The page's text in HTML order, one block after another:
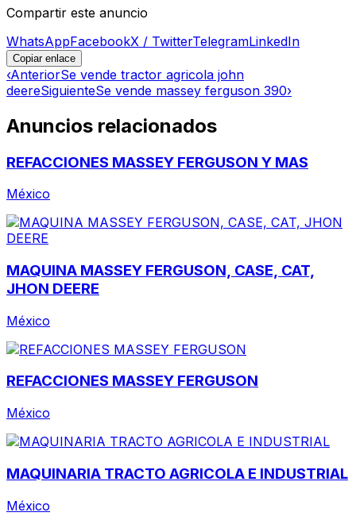
Compartir este anuncio
WhatsAppFacebookX / TwitterTelegramLinkedIn
Copiar enlace
‹AnteriorSe vende tractor agricola john
deereSiguienteSe vende massey ferguson 390›
Anuncios relacionados
REFACCIONES MASSEY FERGUSON Y MAS
México
MAQUINA MASSEY FERGUSON, CASE, CAT,
JHON DEERE
México
REFACCIONES MASSEY FERGUSON
México
MAQUINARIA TRACTO AGRICOLA E INDUSTRIAL
México